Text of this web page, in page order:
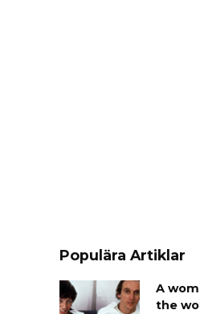
Populära Artiklar
A
the